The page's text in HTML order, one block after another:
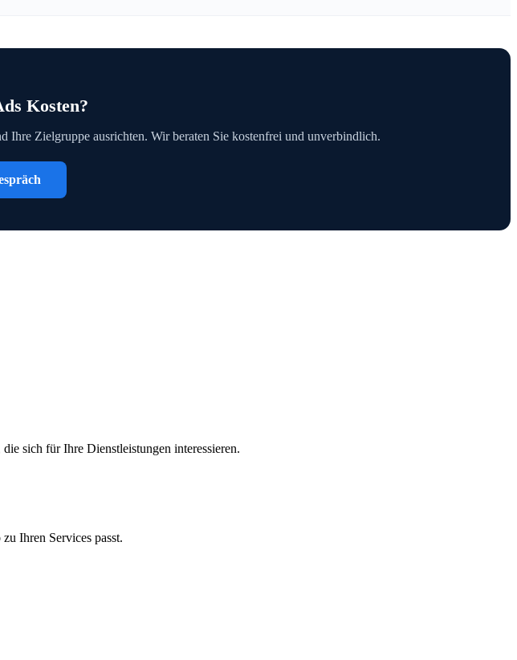
Kosten?
Zielgruppe ausrichten. Wir beraten Sie kostenfrei und unverbindlich.
sich für Ihre Dienstleistungen interessieren.
Ihren Services passt.